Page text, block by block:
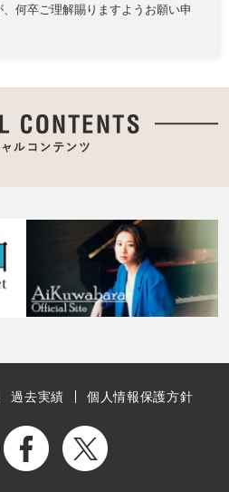
何卒ご理解賜りますようお願い申
過去実績 個人情報保護方針